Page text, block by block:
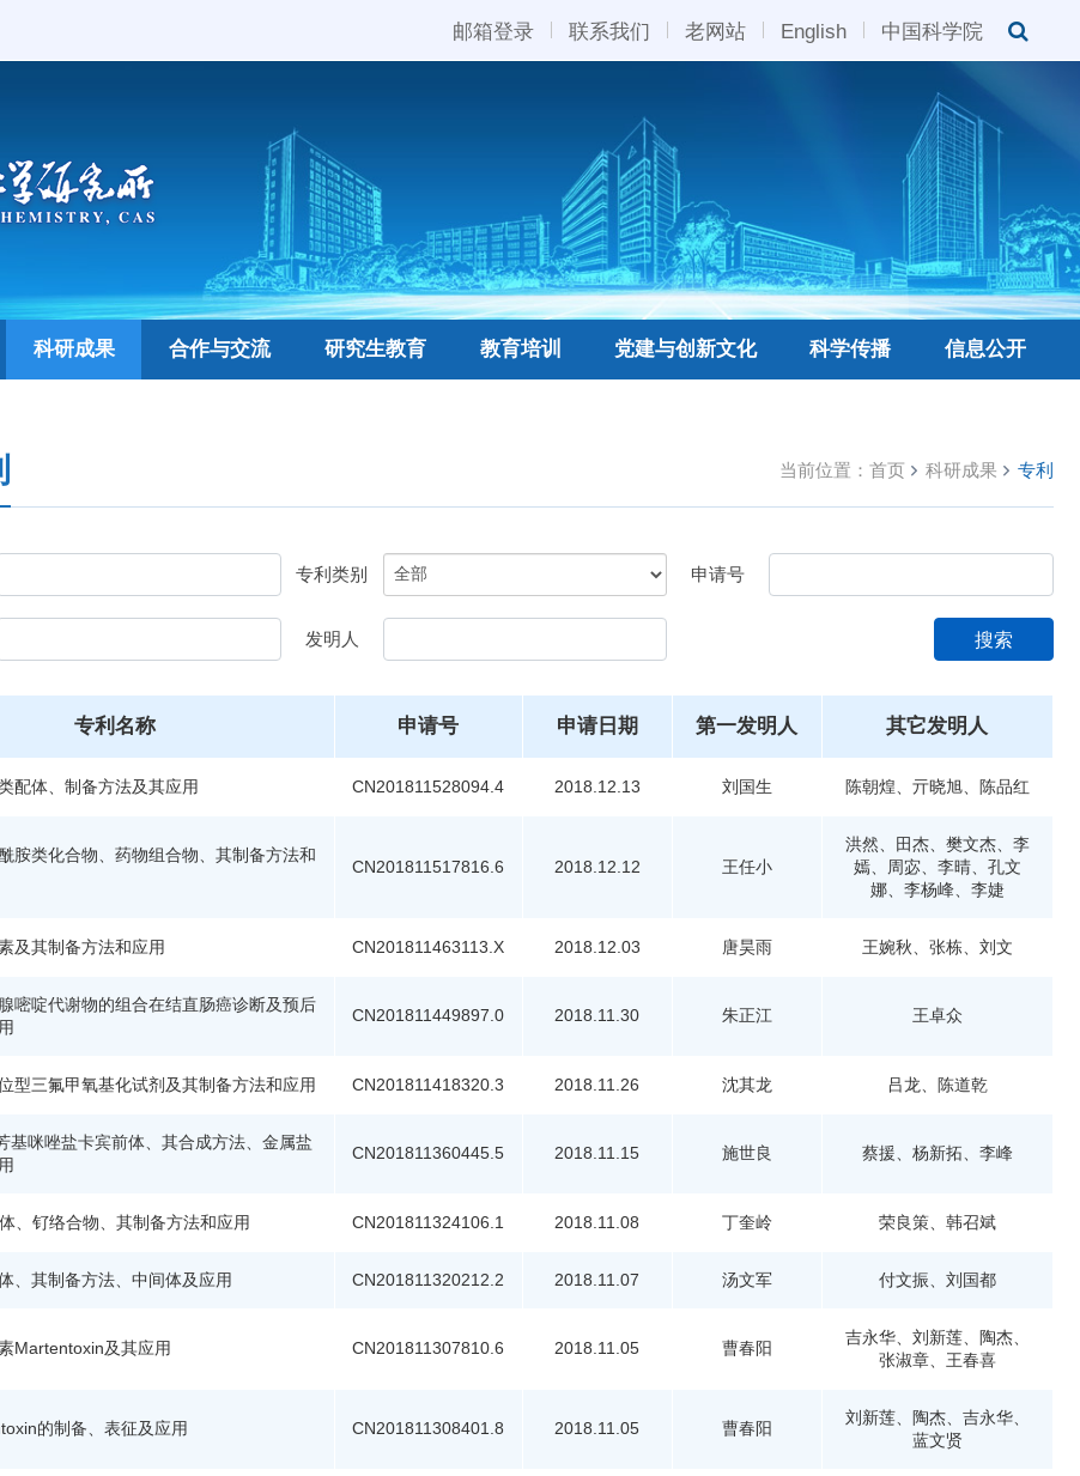
邮箱登录 联系我们 老网站 English 中国科学院
科研成果 合作与交流 研究生教育 教育培训 党建与创新文化 科学传播 信息公开
当前位置： 首页 科研成果 专利
专利类别 申请号
发明人 搜索
专利名称 申请号 申请日期 第一发明人 其它发明人
配体、制备方法及其应用 CN201811528094.4 2018.12.13 刘国生 陈朝煌、亓晓旭、陈品红
胺类化合物、药物组合物、其制备方法和
CN201811517816.6 2018.12.12 王任小
洪然、田杰、樊文杰、李
嫣、周宓、李晴、孔文
娜、李杨峰、李婕
及其制备方法和应用 CN201811463113.X 2018.12.03 唐昊雨 王婉秋、张栋、刘文
嘧啶代谢物的组合在结直肠癌诊断及预后
CN201811449897.0 2018.11.30 朱正江 王卓众
型三氟甲氧基化试剂及其制备方法和应用 CN201811418320.3 2018.11.26 沈其龙 吕龙、陈道乾
基咪唑盐卡宾前体、其合成方法、金属盐
CN201811360445.5 2018.11.15 施世良 蔡援、杨新拓、李峰
、钌络合物、其制备方法和应用 CN201811324106.1 2018.11.08 丁奎岭 荣良策、韩召斌
、其制备方法、中间体及应用 CN201811320212.2 2018.11.07 汤文军 付文振、刘国都
Martentoxin及其应用 CN201811307810.6 2018.11.05 曹春阳
吉永华、刘新莲、陶杰、
张淑章、王春喜
的制备、表征及应用 CN201811308401.8 2018.11.05 曹春阳
刘新莲、陶杰、吉永华、
蓝文贤